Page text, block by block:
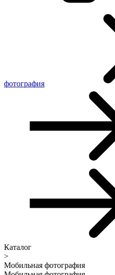
фотография
Каталог
>
Мобильная фотография